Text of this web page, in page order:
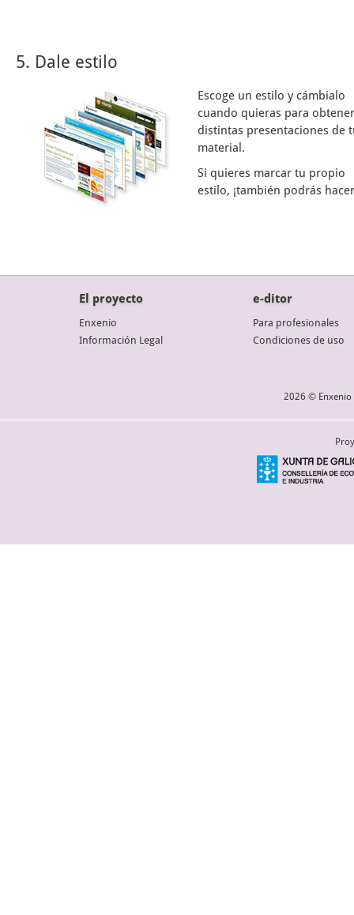
5. Dale estilo
Escoge un estilo y cámbialo
cuando quieras para obtener
distintas presentaciones de
material.
Si quieres marcar tu propio
estilo, ¡también podrás
El proyecto
Enxenio
Información Legal
e-ditor
Para profesionales
Condiciones de uso
2026 © Enxenio